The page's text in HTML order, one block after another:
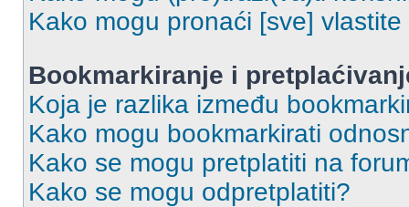
Kako mogu pronaći [sve]
Bookmarkiranje i
Koja je razlika između
Kako mogu bookmarkirati
Kako se mogu pretplatiti na
Kako se mogu odpretplatiti?